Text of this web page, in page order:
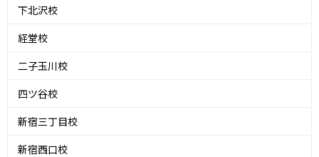
下北沢校
経堂校
二子玉川校
四ツ谷校
新宿三丁目校
新宿西口校